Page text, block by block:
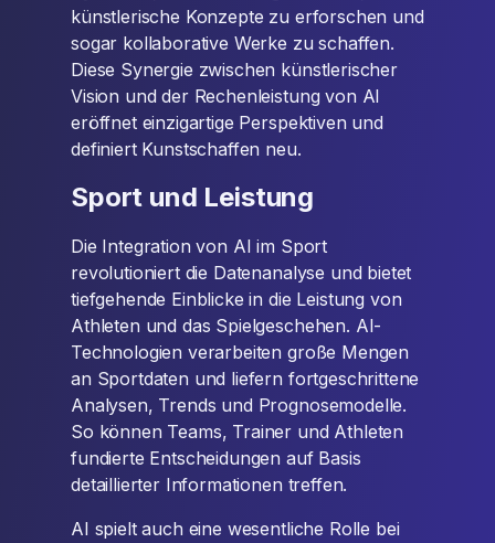
künstlerische Konzepte zu erforschen und
sogar kollaborative Werke zu schaffen.
Diese Synergie zwischen künstlerischer
Vision und der Rechenleistung von AI
eröffnet einzigartige Perspektiven und
definiert Kunstschaffen neu.
Sport und Leistung
Die Integration von AI im Sport
revolutioniert die Datenanalyse und bietet
tiefgehende Einblicke in die Leistung von
Athleten und das Spielgeschehen. AI-
Technologien verarbeiten große Mengen
an Sportdaten und liefern fortgeschrittene
Analysen, Trends und Prognosemodelle.
So können Teams, Trainer und Athleten
fundierte Entscheidungen auf Basis
detaillierter Informationen treffen.
AI spielt auch eine wesentliche Rolle bei